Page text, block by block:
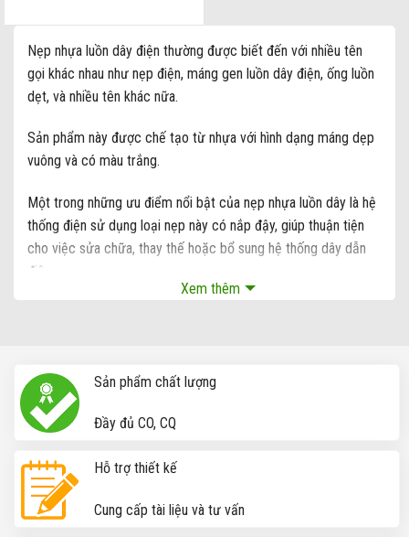
Nẹp nhựa luồn dây điện thường được biết đến với nhiều tên
gọi khác nhau như nẹp điện, máng gen luồn dây điện, ống luồn
dẹt, và nhiều tên khác nữa.
Sản phẩm này được chế tạo từ nhựa với hình dạng máng dẹp
vuông và có màu trắng.
Một trong những ưu điểm nổi bật của nẹp nhựa luồn dây là hệ
thống điện sử dụng loại nẹp này có nắp đậy, giúp thuận tiện
cho việc sửa chữa, thay thế hoặc bổ sung hệ thống dây dẫn
điện.
Xem thêm
Sản phẩm chất lượng
Đầy đủ CO, CQ
Hỗ trợ thiết kế
Cung cấp tài liệu và tư vấn